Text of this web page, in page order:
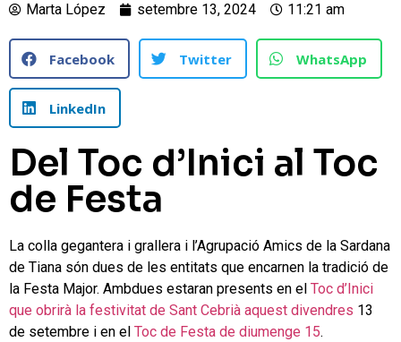
Marta López setembre 13, 2024 11:21 am
Facebook Twitter WhatsApp
LinkedIn
Del Toc d’Inici al Toc
de Festa
La colla gegantera i grallera i l’Agrupació Amics de la Sardana
de Tiana són dues de les entitats que encarnen la tradició de
la Festa Major. Ambdues estaran presents en el Toc d’Inici
que obrirà la festivitat de Sant Cebrià aquest divendres 13
de setembre i en el Toc de Festa de diumenge 15.